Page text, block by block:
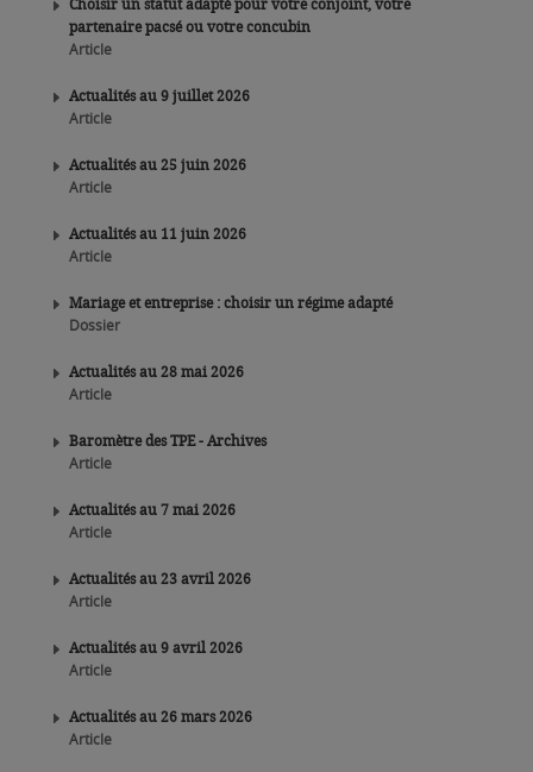
partenaire pacsé ou votre concubin
Article
Actualités au 9 juillet 2026
Article
Actualités au 25 juin 2026
Article
Actualités au 11 juin 2026
Article
Mariage et entreprise : choisir un régime adapté
Dossier
Actualités au 28 mai 2026
Article
Baromètre des TPE - Archives
Article
Actualités au 7 mai 2026
Article
Actualités au 23 avril 2026
Article
Actualités au 9 avril 2026
Article
Actualités au 26 mars 2026
Article